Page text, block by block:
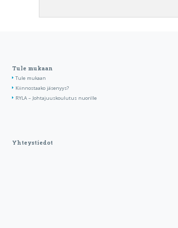
Tule mukaan
Tule mukaan
Kiinnostaako jäsenyys?
RYLA – Johtajuuskoulutus nuorille
Yhteystiedot